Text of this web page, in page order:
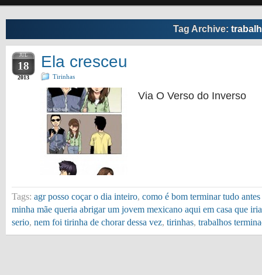
Tag Archive:
JUL
18
2013
Ela cresceu
Tirinhas
Via O Verso do Inverso
Tags: agr posso coçar o dia inteiro, como é bom terminar tudo
minha mãe queria abrigar um jovem mexicano aqui em casa que
serio, nem foi tirinha de chorar dessa vez, tirinhas, trabalhos